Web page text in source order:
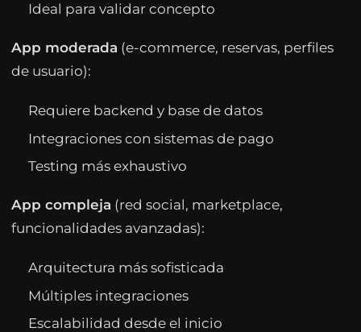
Ideal para validar concepto
App moderada (e-commerce, reservas, perfiles
de usuario):
Requiere backend y base de datos
Integraciones con sistemas de pago
Testing más exhaustivo
App compleja (red social, marketplace,
funcionalidades avanzadas):
Arquitectura más sofisticada
Múltiples integraciones
Escalabilidad desde el inicio